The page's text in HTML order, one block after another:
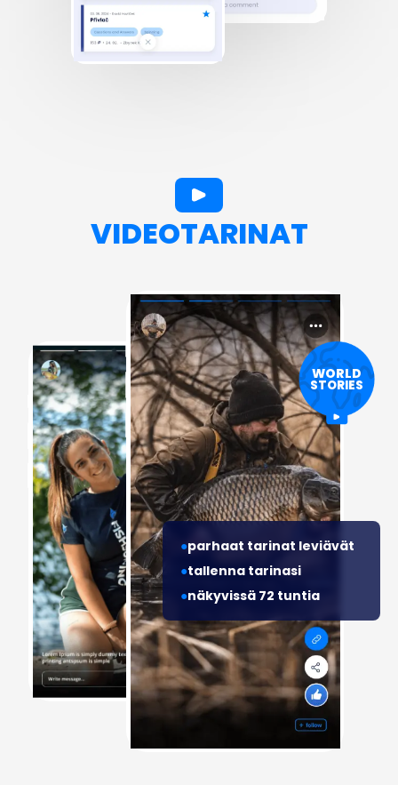
VIDEOTARINAT
parhaat tarinat leviävät
tallenna tarinasi
näkyvissä 72 tuntia
WORLD
STORIES